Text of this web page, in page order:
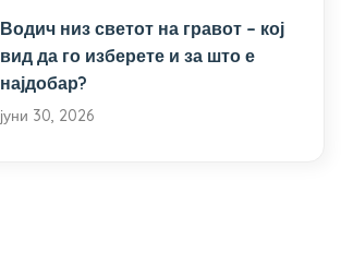
Водич низ светот на гравот – кој
вид да го изберете и за што е
најдобар?
јуни 30, 2026